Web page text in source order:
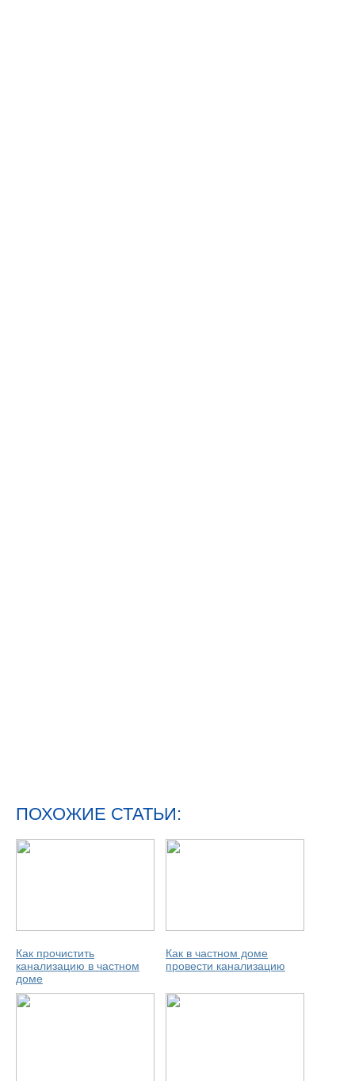
ПОХОЖИЕ СТАТЬИ:
Как прочистить
канализацию в частном
доме
Как в частном доме
провести канализацию